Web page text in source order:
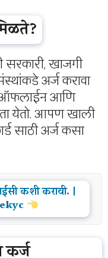
सरकारी, खाजगी
अर्ज करावा
ऑफलाईन आणि
येतो. आपण खाली
साठी अर्ज कसा
कशी करावी. |
कर्ज